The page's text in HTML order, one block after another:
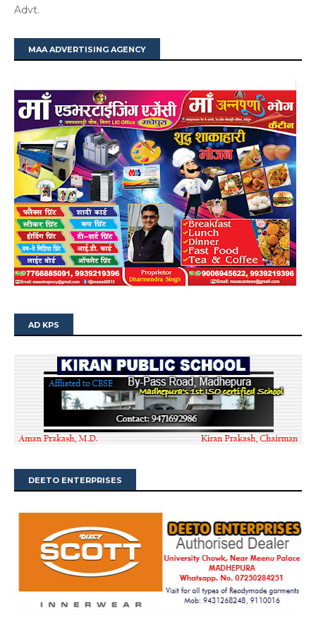
Advt.
MAA ADVERTISING AGENCY
AD KPS
DEETO ENTERPRISES